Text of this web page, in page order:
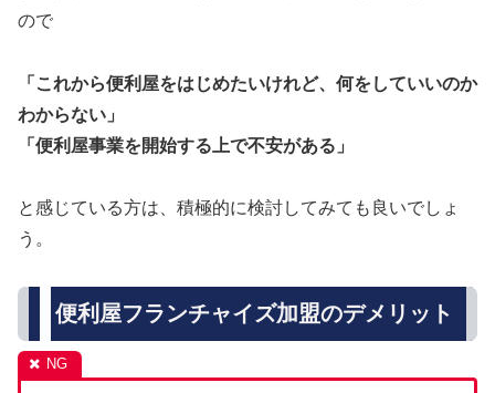
ので
「これから便利屋をはじめたいけれど、何をしていいのか
わからない」
「便利屋事業を開始する上で不安がある」
と感じている方は、積極的に検討してみても良いでしょ
う。
便利屋フランチャイズ加盟のデメリット